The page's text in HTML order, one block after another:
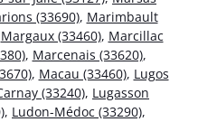
(33690), Marimbault
Margaux (33460), Marcillac
, Marcenais (33620),
, Macau (33460), Lugos
(33240), Lugasson
, Ludon-Médoc (33290),